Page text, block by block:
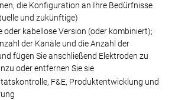
die Konfiguration an Ihre Bedürfnisse
und zukünftige)
oder kabellose Version (oder kombiniert);
der Kanäle und die Anzahl der
fügen Sie anschließend Elektroden zu
oder entfernen Sie sie
F&E, Produktentwicklung und